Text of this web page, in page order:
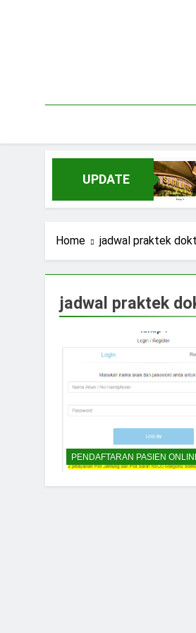
UPDATE
Home jadwal praktek
jadwal praktek
PENDAFTARAN PASIEN